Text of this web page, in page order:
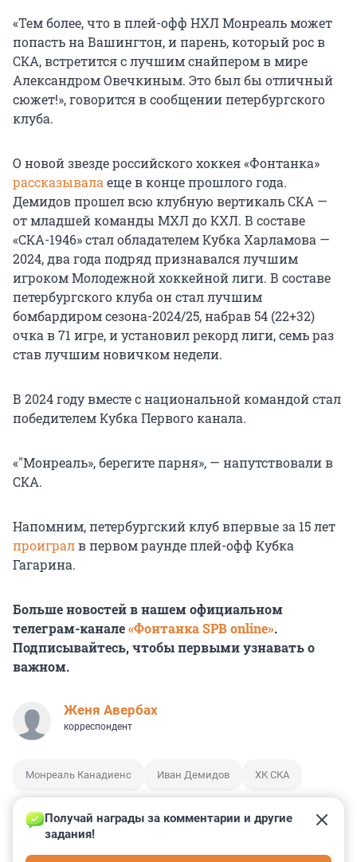
«Тем более, что в плей-офф НХЛ Монреаль может
попасть на Вашингтон, и парень, который рос в
СКА, встретится с лучшим снайпером в мире
Александром Овечкиным. Это был бы отличный
сюжет!», говорится в сообщении петербургского
клуба.
О новой звезде российского хоккея «Фонтанка»
рассказывала еще в конце прошлого года.
Демидов прошел всю клубную вертикаль СКА —
от младшей команды МХЛ до КХЛ. В составе
«СКА-1946» стал обладателем Кубка Харламова —
2024, два года подряд признавался лучшим
игроком Молодежной хоккейной лиги. В составе
петербургского клуба он стал лучшим
бомбардиром сезона-2024/25, набрав 54 (22+32)
очка в 71 игре, и установил рекорд лиги, семь раз
став лучшим новичком недели.
В 2024 году вместе с национальной командой стал
победителем Кубка Первого канала.
«"Монреаль», берегите парня», — напутствовали в
СКА.
Напомним, петербургский клуб впервые за 15 лет
проигралв первом раунде плей-офф Кубка
Гагарина.
Больше новостей в нашем официальном
телеграм-канале«Фонтанка SPB online».
Подписывайтесь, чтобы первыми узнавать о
важном.
Женя Авербах
корреспондент
Монреаль Канадиенс Иван Демидов ХК СКА
Получай награды за комментарии и другие
задания!